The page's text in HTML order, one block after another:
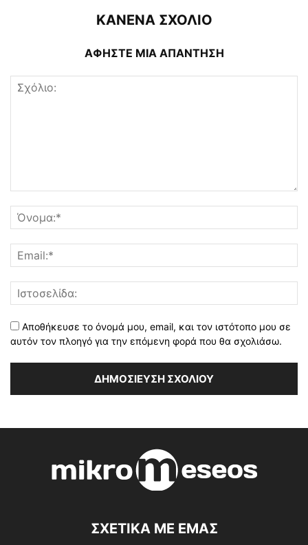
ΚΑΝΕΝΑ ΣΧΟΛΙΟ
ΑΦΗΣΤΕ ΜΙΑ ΑΠΑΝΤΗΣΗ
Αποθήκευσε το όνομά μου, email, και τον ιστότοπο μου σε
αυτόν τον πλοηγό για την επόμενη φορά που θα σχολιάσω.
ΣΧΕΤΙΚΑ ΜΕ ΕΜΑΣ